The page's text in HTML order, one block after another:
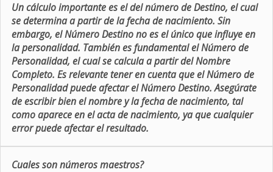
Un cálculo importante es el del número de Destino, el cual
se determina a partir de la fecha de nacimiento. Sin
embargo, el Número Destino no es el único que influye en
la personalidad. También es fundamental el Número de
Personalidad, el cual se calcula a partir del Nombre
Completo. Es relevante tener en cuenta que el Número de
Personalidad puede afectar el Número Destino. Asegúrate
de escribir bien el nombre y la fecha de nacimiento, tal
como aparece en el acta de nacimiento, ya que cualquier
error puede afectar el resultado.
Cuales son números maestros?